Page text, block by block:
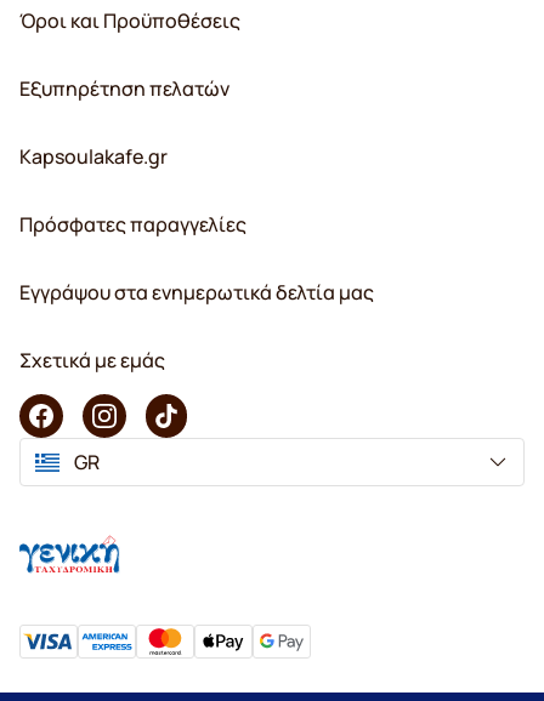
Όροι και Προϋποθέσεις
Εξυπηρέτηση πελατών
Kapsoulakafe.gr
Πρόσφατες παραγγελίες
Εγγράψου στα ενημερωτικά δελτία μας
Σχετικά με εμάς
GR